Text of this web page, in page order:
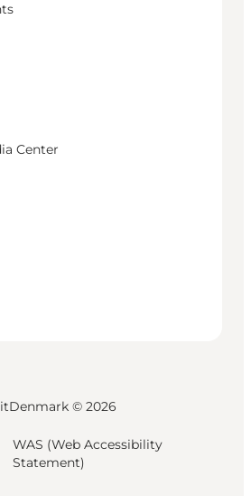
Center
© 2026
WAS (Web Accessibility
Statement)